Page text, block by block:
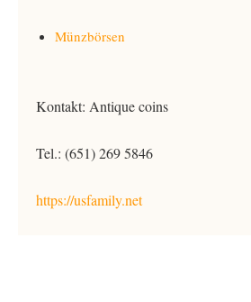
Münzbörsen
Kontakt: Antique coins
Tel.: (651) 269 5846
https://usfamily.net